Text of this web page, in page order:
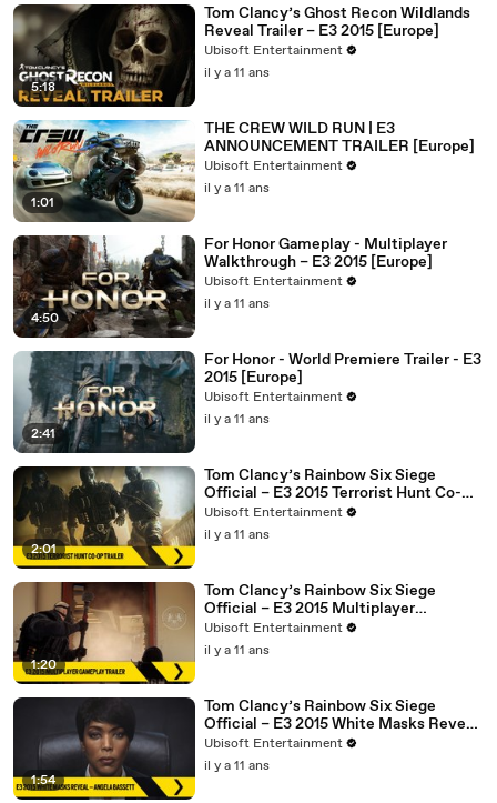
5:18
Tom Clancy’s Ghost Recon Wildlands
Reveal Trailer – E3 2015 [Europe]
Ubisoft Entertainment
il y a 11 ans
1:01
THE CREW WILD RUN | E3
ANNOUNCEMENT TRAILER [Europe]
Ubisoft Entertainment
il y a 11 ans
4:50
For Honor Gameplay - Multiplayer
Walkthrough – E3 2015 [Europe]
Ubisoft Entertainment
il y a 11 ans
2:41
For Honor - World Premiere Trailer - E3
2015 [Europe]
Ubisoft Entertainment
il y a 11 ans
2:01
Tom Clancy’s Rainbow Six Siege
Official – E3 2015 Terrorist Hunt Co-Op
Trailer [Europe]
Ubisoft Entertainment
il y a 11 ans
1:20
Tom Clancy’s Rainbow Six Siege
Official – E3 2015 Multiplayer
Gameplay Trailer [Europe]
Ubisoft Entertainment
il y a 11 ans
1:54
Tom Clancy’s Rainbow Six Siege
Official – E3 2015 White Masks Reveal
– Angela Bassett [Europe]
Ubisoft Entertainment
il y a 11 ans